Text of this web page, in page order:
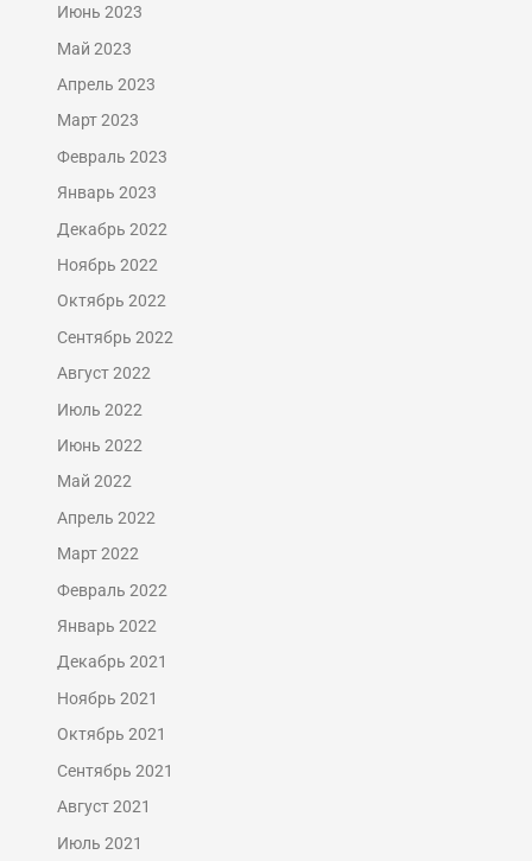
Июнь 2023
Май 2023
Апрель 2023
Март 2023
Февраль 2023
Январь 2023
Декабрь 2022
Ноябрь 2022
Октябрь 2022
Сентябрь 2022
Август 2022
Июль 2022
Июнь 2022
Май 2022
Апрель 2022
Март 2022
Февраль 2022
Январь 2022
Декабрь 2021
Ноябрь 2021
Октябрь 2021
Сентябрь 2021
Август 2021
Июль 2021